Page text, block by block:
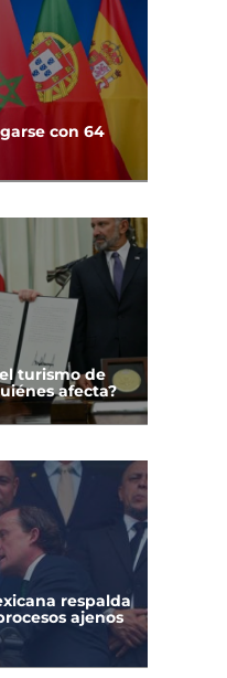
con 64
turismo de
afecta?
respalda
ajenos